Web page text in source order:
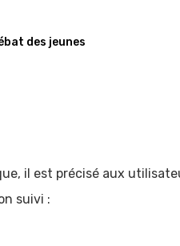
des jeunes
il est précisé aux
suivi :